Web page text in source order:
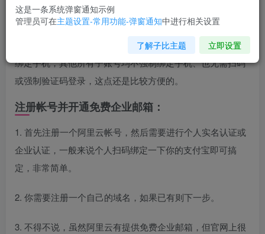
每个阿里云账号都可免费开通 1 个免费版的企业邮箱，支持
绑定 1 个域名，可开通 50 个子邮箱。其中管理员账号需要
绑定手机，其他所有子账号均不强制绑定手机、也无需扫码
或强制验证码登录，这点还是比较方便的。
注册帐号并开通免费企业邮箱：
1. 首先注册一个阿里云帐号，然后需要进行个人实名认证或
企业认证，一般来说个人扫码绑定一下你的支付宝即可搞
定，非常简单。
2. 你需要注册一个自己的域名，如果已有则下一步。
3. 不得不说，虽然阿里云有提供免费企业邮箱，但官网上很
这是一条系统弹窗通知示例
管理员可在主题设置-常用功能-弹窗通知中进行相关设置
了解子比主题 立即设置